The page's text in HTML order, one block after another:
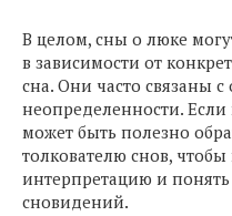
В целом, сны о люке
в зависимости от
сна. Они часто связаны
неопределенности. Если
может быть полезно
толкователю снов,
интерпретацию и
сновидений.